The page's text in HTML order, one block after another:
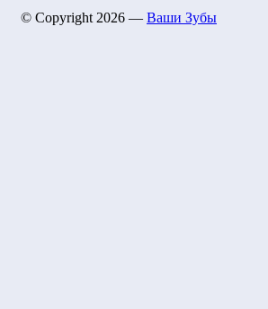
© Copyright 2026 — Ваши Зубы